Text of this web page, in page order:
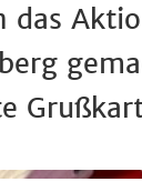
das